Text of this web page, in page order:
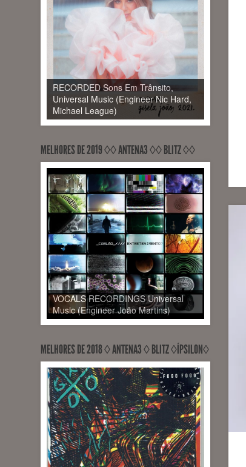
RECORDED Sons Em Trânsito,
Universal Music (Engineer Nic Hard,
Michael League)
MELHORES DE 2019 ◊◊ ANTENA3 ◊◊ BLITZ ◊◊
VOCALS RECORDINGS Universal
Music (Engineer João Martins)
MELHORES DE 2018 ◊ ANTENA3 ◊ BLITZ ◊ÍPSILON◊